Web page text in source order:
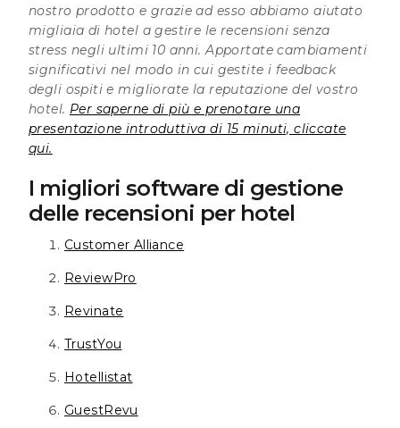
nostro prodotto e grazie ad esso abbiamo aiutato
migliaia di hotel a gestire le recensioni senza
stress negli ultimi 10 anni. Apportate cambiamenti
significativi nel modo in cui gestite i feedback
degli ospiti e migliorate la reputazione del vostro
hotel. Per saperne di più e prenotare una
presentazione introduttiva di 15 minuti, cliccate
qui.
I migliori software di gestione
delle recensioni per hotel
Customer Alliance
ReviewPro
Revinate
TrustYou
Hotellistat
GuestRevu